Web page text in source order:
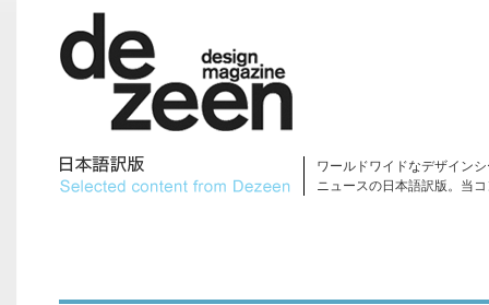
ワールドワイドなデザイン
ニュースの日本語訳版。当